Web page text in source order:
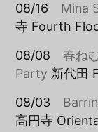
08/16 Mina
寺 Fourth
08/08春ね
Party 新代田
08/03
高円寺